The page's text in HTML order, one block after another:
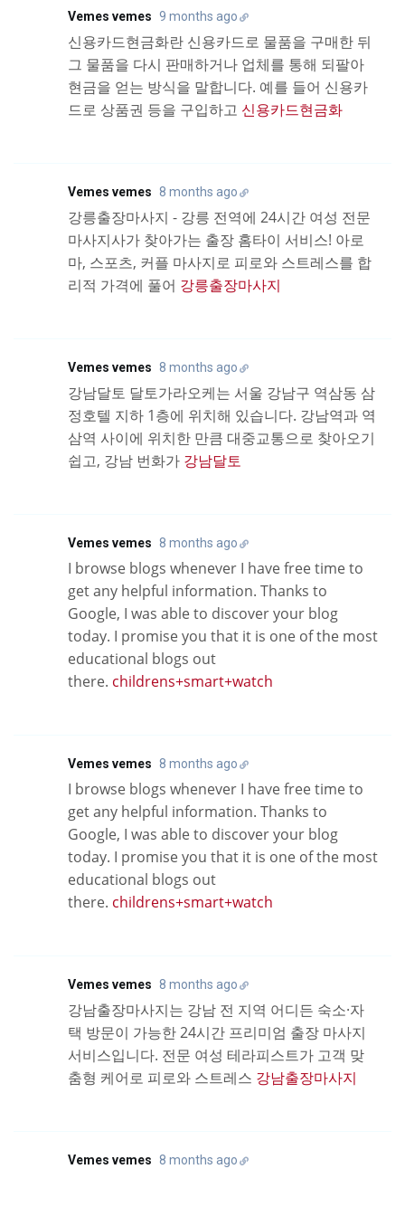
Vemes vemes 9 months ago
신용카드현금화란 신용카드로 물품을 구매한 뒤
그 물품을 다시 판매하거나 업체를 통해 되팔아
현금을 얻는 방식을 말합니다. 예를 들어 신용카
드로 상품권 등을 구입하고 신용카드현금화
Vemes vemes 8 months ago
강릉출장마사지 - 강릉 전역에 24시간 여성 전문
마사지사가 찾아가는 출장 홈타이 서비스! 아로
마, 스포츠, 커플 마사지로 피로와 스트레스를 합
리적 가격에 풀어 강릉출장마사지
Vemes vemes 8 months ago
강남달토 달토가라오케는 서울 강남구 역삼동 삼
정호텔 지하 1층에 위치해 있습니다. 강남역과 역
삼역 사이에 위치한 만큼 대중교통으로 찾아오기
쉽고, 강남 번화가 강남달토
Vemes vemes 8 months ago
I browse blogs whenever I have free time to
get any helpful information. Thanks to
Google, I was able to discover your blog
today. I promise you that it is one of the most
educational blogs out
there. childrens+smart+watch
Vemes vemes 8 months ago
I browse blogs whenever I have free time to
get any helpful information. Thanks to
Google, I was able to discover your blog
today. I promise you that it is one of the most
educational blogs out
there. childrens+smart+watch
Vemes vemes 8 months ago
강남출장마사지는 강남 전 지역 어디든 숙소·자
택 방문이 가능한 24시간 프리미엄 출장 마사지
서비스입니다. 전문 여성 테라피스트가 고객 맞
춤형 케어로 피로와 스트레스 강남출장마사지
Vemes vemes 8 months ago